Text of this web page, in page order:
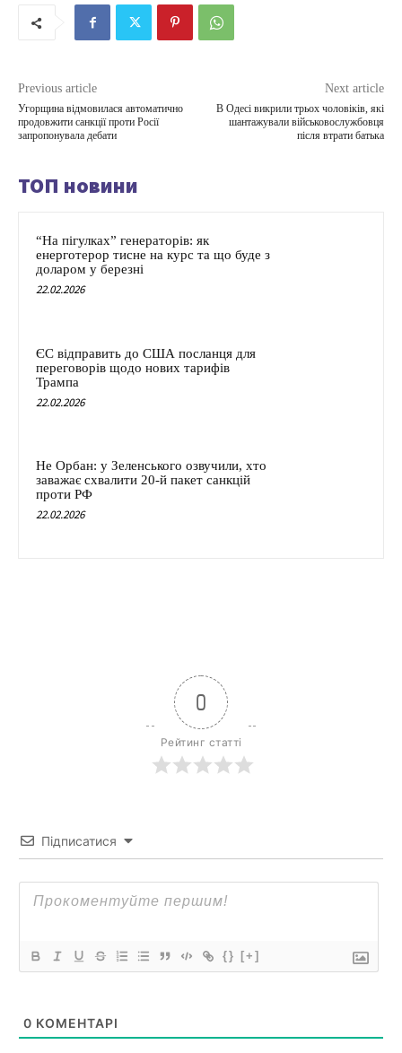
Previous article
Угорщина відмовилася автоматично
продовжити санкції проти Росії
запропонувала дебати
Next article
В Одесі викрили трьох чоловіків, які
шантажували військовослужбовця
після втрати батька
ТОП новини
“На пігулках” генераторів: як
енерготерор тисне на курс та що буде з
доларом у березні
22.02.2026
ЄС відправить до США посланця для
переговорів щодо нових тарифів
Трампа
22.02.2026
Не Орбан: у Зеленського озвучили, хто
заважає схвалити 20-й пакет санкцій
проти РФ
22.02.2026
0
Рейтинг статті
Підписатися
{} [+]
0 КОМЕНТАРІ